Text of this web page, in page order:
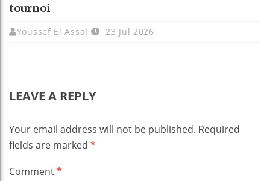
tournoi
Youssef El Assal 23 Jul 2026
LEAVE A REPLY
Your email address will not be published. Required
fields are marked *
Comment*